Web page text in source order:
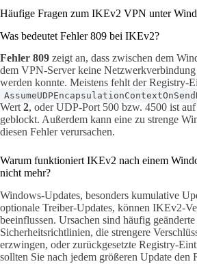
Häufige Fragen zum IKEv2 VPN unter
Was bedeutet Fehler 809 bei IKEv2?
Fehler 809 zeigt an, dass zwischen dem
dem VPN-Server keine Netzwerkverbindung
werden konnte. Meistens fehlt der Registry-
Wert2, oder UDP-Port 500 bzw. 4500 ist
geblockt. Außerdem kann eine zu strenge
diesen Fehler verursachen.
Warum funktioniert IKEv2 nach einem
nicht mehr?
Windows-Updates, besonders kumulative
optionale Treiber-Updates, können IKEv2-
beeinflussen. Ursachen sind häufig geänderte
Sicherheitsrichtlinien, die strengere
erzwingen, oder zurückgesetzte Registry-
sollten Sie nach jedem größeren Update den